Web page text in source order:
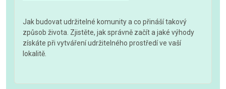
Jak budovat udržitelné komunity a co přináší takový
způsob života. Zjistěte, jak správně začít a jaké výhody
získáte při vytváření udržitelného prostředí ve vaší
lokalitě.